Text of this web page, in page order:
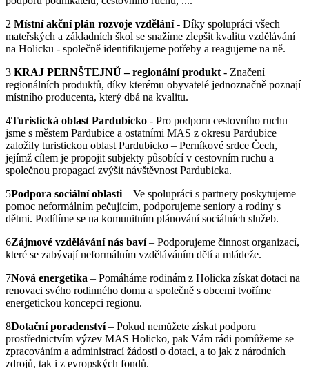
2 Místní akční plán rozvoje vzdělání- Díky spolupráci všech
mateřských a základních škol se snažíme zlepšit kvalitu vzdělávání
na Holicku - společně identifikujeme potřeby a reagujeme na ně.
3 KRAJ PERNŠTEJNŮ – regionální produkt - Značení
regionálních produktů, díky kterému obyvatelé jednoznačně poznají
místního producenta, který dbá na kvalitu.
4Turistická oblast Pardubicko - Pro podporu cestovního ruchu
jsme s městem Pardubice a ostatními MAS z okresu Pardubice
založily turistickou oblast Pardubicko – Perníkové srdce Čech,
jejímž cílem je propojit subjekty působící v cestovním ruchu a
společnou propagací zvýšit návštěvnost Pardubicka.
5Podpora sociální oblasti – Ve spolupráci s partnery poskytujeme
pomoc neformálním pečujícím, podporujeme seniory a rodiny s
dětmi. Podílíme se na komunitním plánování sociálních služeb.
6Zájmové vzdělávání nás baví– Podporujeme činnost organizací,
které se zabývají neformálním vzděláváním dětí a mládeže.
7Nová energetika – Pomáháme rodinám z Holicka získat dotaci na
renovaci svého rodinného domu a společně s obcemi tvoříme
energetickou koncepci regionu.
8Dotační poradenství– Pokud nemůžete získat podporu
prostřednictvím výzev MAS Holicko, pak Vám rádi pomůžeme se
zpracováním a administrací žádosti o dotaci, a to jak z národních
zdrojů, tak i z evropských fondů.